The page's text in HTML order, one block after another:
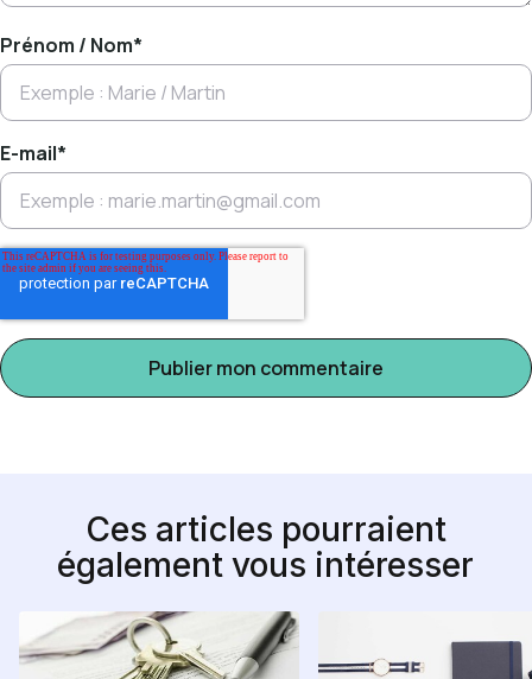
Prénom / Nom*
E-mail*
Ces articles pourraient
également vous intéresser